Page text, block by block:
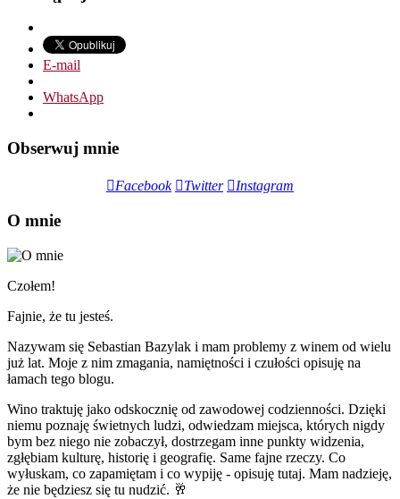
E-mail
WhatsApp
Obserwuj mnie
Facebook Twitter Instagram
O mnie
Czołem!
Fajnie, że tu jesteś.
Nazywam się Sebastian Bazylak i mam problemy z winem od wielu
już lat. Moje z nim zmagania, namiętności i czułości opisuję na
łamach tego blogu.
Wino traktuję jako odskocznię od zawodowej codzienności. Dzięki
niemu poznaję świetnych ludzi, odwiedzam miejsca, których nigdy
bym bez niego nie zobaczył, dostrzegam inne punkty widzenia,
zgłębiam kulturę, historię i geografię. Same fajne rzeczy. Co
wyłuskam, co zapamiętam i co wypiję - opisuję tutaj. Mam nadzieję,
że nie będziesz się tu nudzić. 🥂